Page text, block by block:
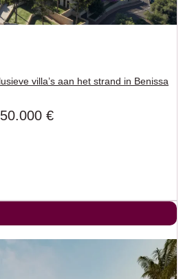
villa’s aan het strand in Benissa
€